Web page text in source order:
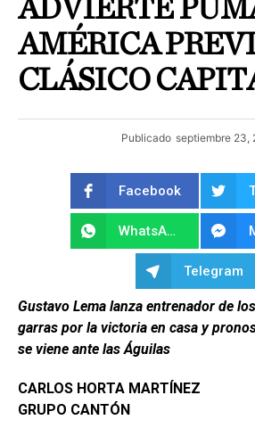
ADVIERTE
AMÉRICA
CLÁSICO
Publicado septiembre 23,
Facebook
WhatsApp
Telegram
Gustavo Lema lanza entrenador de
garras por la victoria en casa y
se viene ante las Águilas
CARLOS HORTA MARTÍNEZ
GRUPO CANTÓN